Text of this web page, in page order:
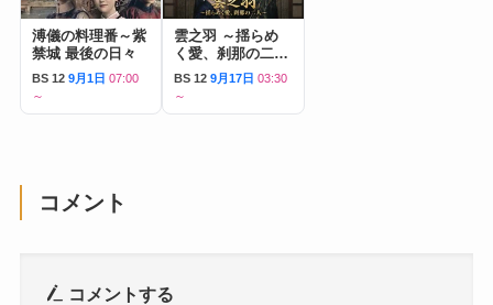
溥儀の料理番～紫
禁城 最後の日々
BS 12 9月1日 07:00
～
雲之羽 ～揺らめ
く愛、刹那の二人
～
BS 12 9月17日 03:30
～
コメント
コメントする